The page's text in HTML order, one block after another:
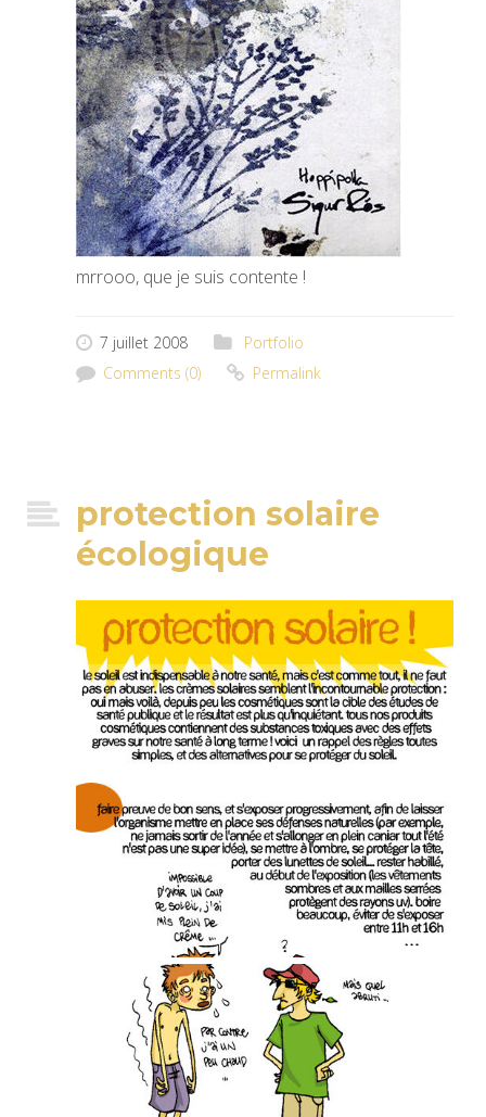
mrrooo, que je suis contente !
7 juillet 2008
Portfolio
Comments (0)
Permalink
protection solaire
écologique